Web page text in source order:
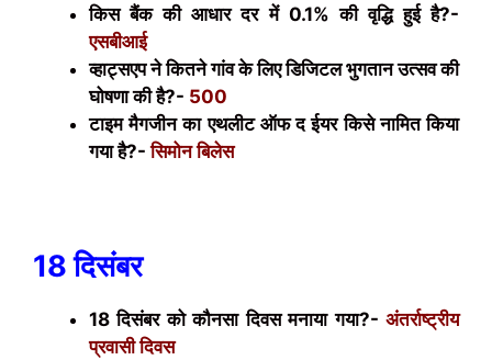
किस बैंक की आधार दर में 0.1% की वृद्धि हुई है?-
एसबीआई
व्हाट्सएप ने कितने गांव के लिए डिजिटल भुगतान उत्सव की
घोषणा की है?- 500
टाइम मैगजीन का एथलीट ऑफ द ईयर किसे नामित किया
गया है?-सिमोन बिलेस
18 दिसंबर
18 दिसंबर को कौनसा दिवस मनाया गया?- अंतर्राष्ट्रीय
प्रवासी दिवस